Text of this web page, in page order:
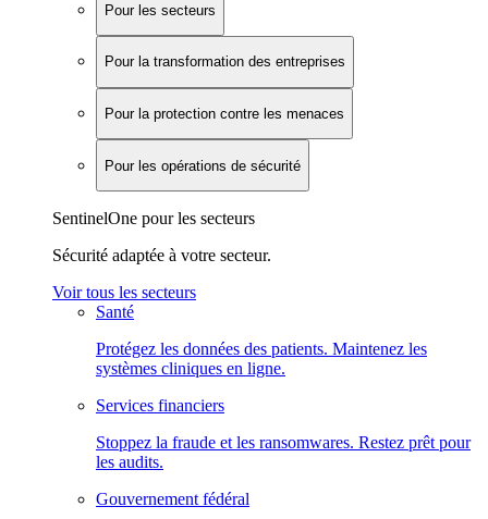
Pour les secteurs
Pour la transformation des entreprises
Pour la protection contre les menaces
Pour les opérations de sécurité
SentinelOne pour les secteurs
Sécurité adaptée à votre secteur.
Voir tous les secteurs
Santé
Protégez les données des patients. Maintenez les
systèmes cliniques en ligne.
Services financiers
Stoppez la fraude et les ransomwares. Restez prêt pour
les audits.
Gouvernement fédéral